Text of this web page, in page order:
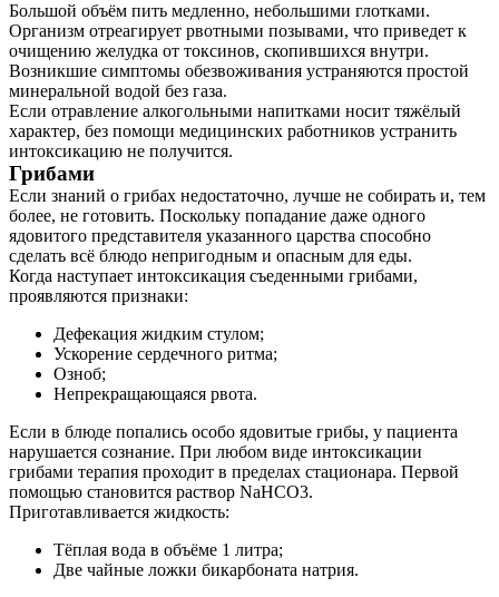
Большой объём пить медленно, небольшими глотками.
Организм отреагирует рвотными позывами, что приведет к
очищению желудка от токсинов, скопившихся внутри.
Возникшие симптомы обезвоживания устраняются простой
минеральной водой без газа.
Если отравление алкогольными напитками носит тяжёлый
характер, без помощи медицинских работников устранить
интоксикацию не получится.
Грибами
Если знаний о грибах недостаточно, лучше не собирать и, тем
более, не готовить. Поскольку попадание даже одного
ядовитого представителя указанного царства способно
сделать всё блюдо непригодным и опасным для еды.
Когда наступает интоксикация съеденными грибами,
проявляются признаки:
Дефекация жидким стулом;
Ускорение сердечного ритма;
Озноб;
Непрекращающаяся рвота.
Если в блюде попались особо ядовитые грибы, у пациента
нарушается сознание. При любом виде интоксикации
грибами терапия проходит в пределах стационара. Первой
помощью становится раствор NaHCO3.
Приготавливается жидкость:
Тёплая вода в объёме 1 литра;
Две чайные ложки бикарбоната натрия.